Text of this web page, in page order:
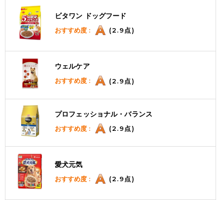
ビタワン ドッグフード
おすすめ度 : (2.9点)
ウェルケア
おすすめ度 : (2.9点)
プロフェッショナル・バランス
おすすめ度 : (2.9点)
愛犬元気
おすすめ度 : (2.9点)